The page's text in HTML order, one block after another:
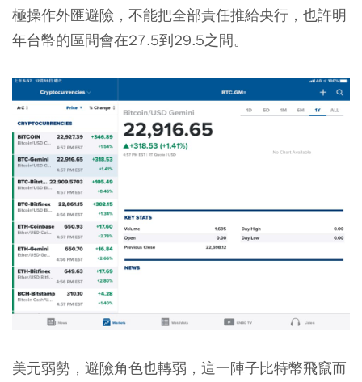
極操作外匯避險，不能把全部責任推給央行，也許明
年台幣的區間會在27.5到29.5之間。
美元弱勢，避險角色也轉弱，這一陣子比特幣飛竄而